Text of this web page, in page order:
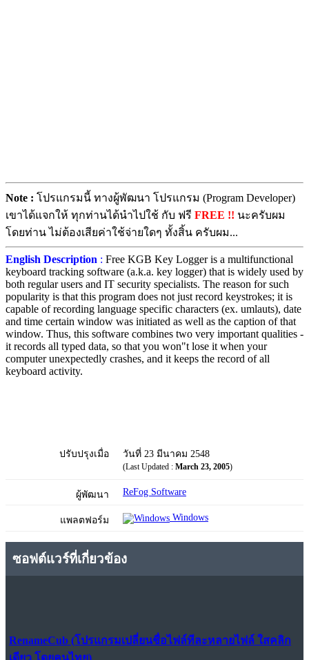
Note : โปรแกรมนี้ ทางผู้พัฒนา โปรแกรม (Program Developer)
เขาได้แจกให้ ทุกท่านได้นำไปใช้ กับ ฟรี FREE !! นะครับผม
โดยท่าน ไม่ต้องเสียค่าใช้จ่ายใดๆ ทั้งสิ้น ครับผม...
English Description : Free KGB Key Logger is a multifunctional
keyboard tracking software (a.k.a. key logger) that is widely used by
both regular users and IT security specialists. The reason for such
popularity is that this program does not just record keystrokes; it is
capable of recording language specific characters (ex. umlauts), date
and time certain window was initiated as well as the caption of that
window. Thus, this software combines two very important qualities -
it records all typed data, so that you won"t lose it when your
computer unexpectedly crashes, and it keeps the record of all
keyboard activity.
ปรับปรุงเมื่อ วันที่ 23 มีนาคม 2548
(Last Updated : March 23, 2005)
ผู้พัฒนา ReFog Software
แพลตฟอร์ม Windows
ซอฟต์แวร์ที่เกี่ยวข้อง
RenameCub (โปรแกรมเปลี่ยนชื่อไฟล์ทีละหลายไฟล์ ใสคลิก
เดียว โดยคนไทย)